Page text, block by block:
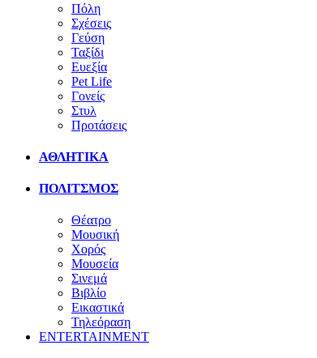
Πόλη
Σχέσεις
Γεύση
Ταξίδι
Ευεξία
Pet Life
Γονείς
Στυλ
Προτάσεις
ΑΘΛΗΤΙΚΑ
ΠΟΛΙΤΣΜΟΣ
Θέατρο
Μουσική
Χορός
Μουσεία
Σινεμά
Βιβλίο
Εικαστικά
Τηλεόραση
ENTERTAINMENT